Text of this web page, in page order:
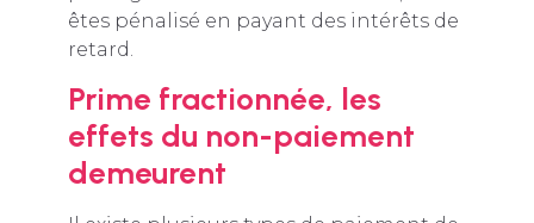
êtes pénalisé en payant des intérêts de
retard.
Prime fractionnée, les
effets du non-paiement
demeurent